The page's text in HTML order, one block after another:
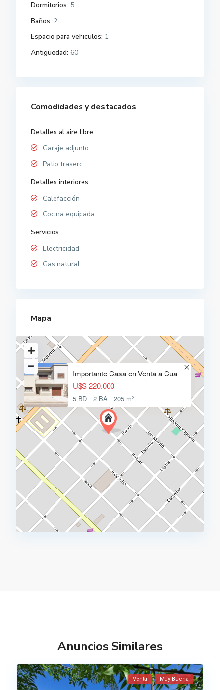
Dormitorios: 5
Baños: 2
Espacio para vehiculos: 1
Antiguedad: 60
Comodidades y destacados
Detalles al aire libre
Garaje adjunto
Patio trasero
Detalles interiores
Calefacción
Cocina equipada
Servicios
Electricidad
Gas natural
Mapa
Importante Casa en Venta a Cua
U$S 220.000
5 BD 2 BA 205 m2
Anuncios Similares
Venta Muy Buena